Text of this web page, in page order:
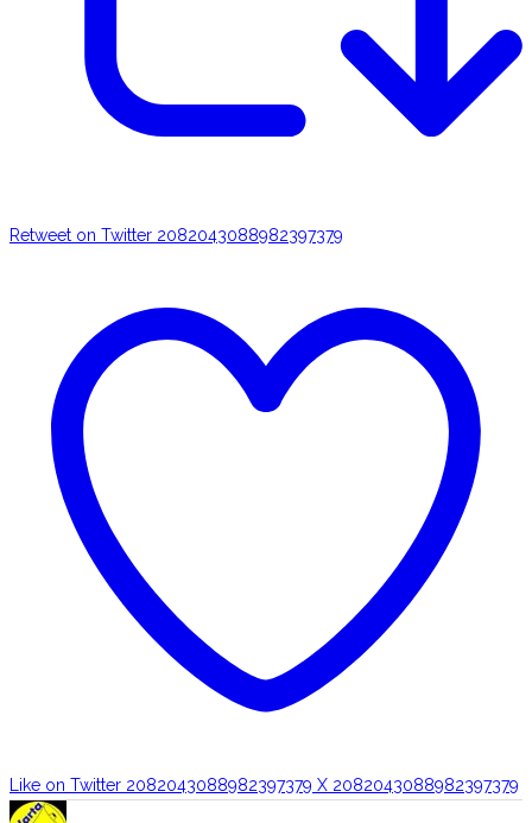
Retweet on Twitter 2082043088982397379
Like on Twitter 2082043088982397379 X 2082043088982397379